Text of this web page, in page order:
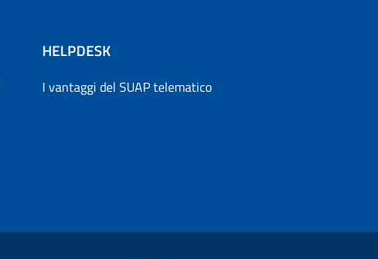
HELPDESK
I vantaggi del SUAP telematico